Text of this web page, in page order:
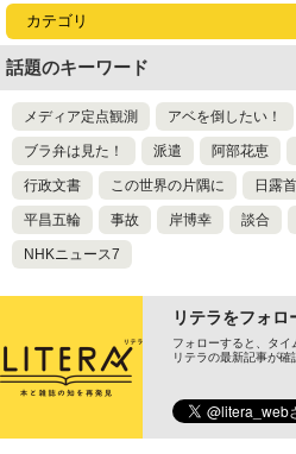
話題のキーワード
メディア定点観測 アベを倒したい！
ブラ弁は見た！ 派遣 阿部花恵
行政文書 この世界の片隅に 日露
平昌五輪 事故 岸博幸 談合
NHKニュース7
リテラをフォロ
フォローすると、タイ
リテラの最新記事が確